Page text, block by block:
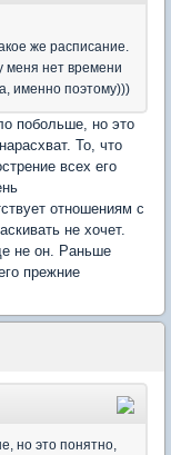
же расписание.
меня нет времени
именно поэтому)))
побольше, но это
То, что
всех его
отношениям с
не хочет.
не он. Раньше
прежние
но это понятно,